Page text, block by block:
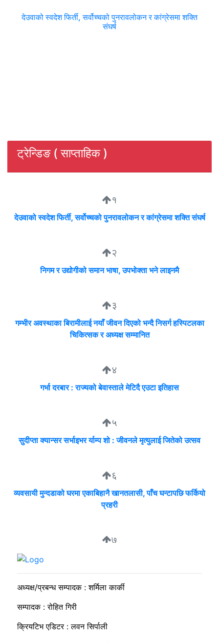
देउवाको स्वदेश फिर्ती, सर्वोच्चको पुनरावलोकन र कांग्रेसमा शक्ति
संघर्ष
ट्रेन्डिङ ( साप्ताहिक )
१
देउवाको स्वदेश फिर्ती, सर्वोच्चको पुनरावलोकन र कांग्रेसमा शक्ति संघर्ष
२
निगम र उद्योगीको समान भाषा, उपभोक्ता भने लाइनमै
३
गम्भीर अवस्थाका बिरामीलाई नयाँ जीवन दिएको भन्दै निसर्ग हस्पिटलका
चिकित्सक र अध्यक्ष सम्मानित
४
गर्भा दरबार : राज्यको बेवास्ताले मेटिदै एउटा इतिहास
५
सुदीप्ता क्यान्सर सर्भाइभर र्याम्प शो : जीवनले मृत्युलाई जितेको उत्सव
६
व्यवसायी मुन्दडाको घरमा एकाबिहानै खानतलासी, पाँच घन्टापछि फर्कियो
प्रहरी
७
अध्यक्ष/प्रबन्ध सम्पादक : शर्मिला कार्की
सम्पादक : रोहित गिरी
क्रियटिभ एडिटर : लवन सिर्पाली